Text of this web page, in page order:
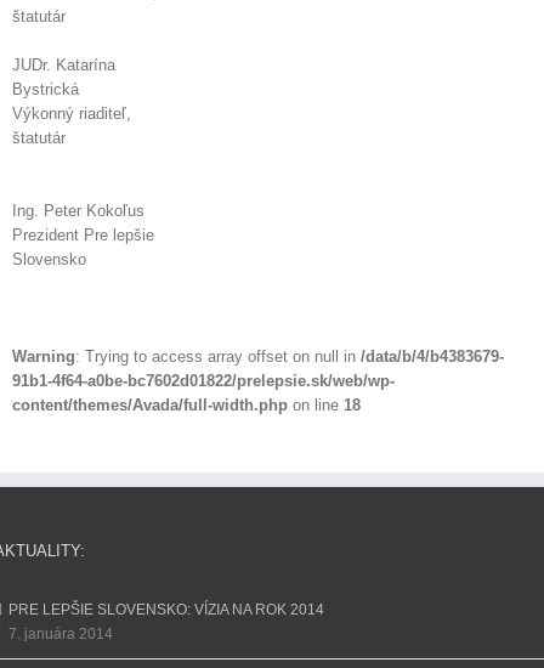
štatutár
JUDr. Katarína
Bystrická
Výkonný riaditeľ,
štatutár
Ing. Peter Kokoľus
Prezident Pre lepšie
Slovensko
Warning: Trying to access array offset on null in /data/b/4/b4383679-
91b1-4f64-a0be-bc7602d01822/prelepsie.sk/web/wp-
content/themes/Avada/full-width.php on line 18
PRE LEPŠIE SLOVENSKO: VÍZIA NA ROK 2014
7. januára 2014